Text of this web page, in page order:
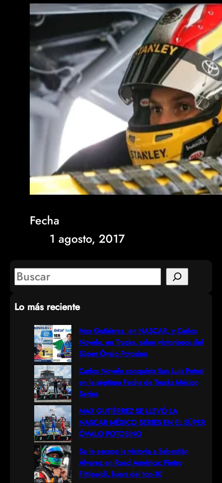
Fecha
1 agosto, 2017
S
a
Lo más reciente
Max Gutiérrez, en NASCAR, y Carlos
Novelo, en Trucks, salen victoriosos del
Súper Óvalo Potosino
Carlos Novelo conquista San Luis Potosí
en la séptima Fecha de Trucks México
Series
MAX GUTIÉRREZ SE LLEVÓ LA
NASCAR MÉXICO SERIES EN EL SÚPER
ÓVALO POTOSINO
Se le escapa la victoria a Sebastián
Álvarez en Road América; Pietro
Fittipaldi, fuera del top-10